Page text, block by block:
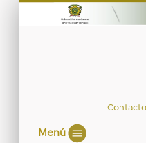
Contacto
Menú